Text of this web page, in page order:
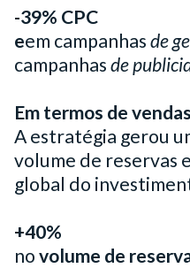
-39% CPC
eem campanhasde
campanhasde
Em termos de
A estratégia gerou
volume de reservas
global do
+40%
novolume de